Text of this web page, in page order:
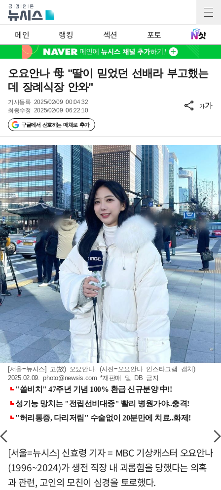
메인 랭킹 섹션 포토
오요안나 母 "딸이 믿었던 선배라 부고했는
데 장례식장 안와"
기사등록 2025/02/09 00:04:32
최종수정 2025/02/09 06:22:10
구글에서 선호하는 매체로 추가
가가
[서울=뉴시스] 고(故) 오요안나. (사진=오요안나 인스타그램 캡처)
2025.02.09.photo@newsis.com *재판매 및 DB 금지
[서울=뉴시스] 신효령 기자 = MBC 기상캐스터 오요안나
(1996~2024)가 생전 직장 내 괴롭힘을 당했다는 의혹
과 관련, 고인의 모친이 심경을 토로했다.